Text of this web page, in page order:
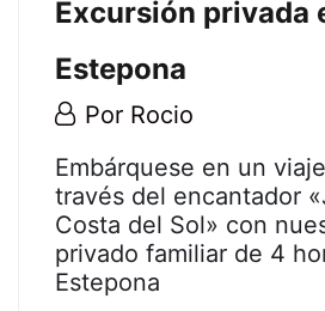
Excursión privada
Estepona
21
2024
Por Rocio
Excursión
privada
en
Embárquese en un
través del encantador
Costa del Sol» con
privado familiar de 4
Estepona